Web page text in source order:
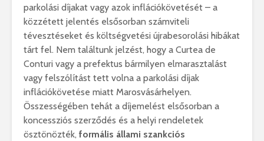
parkolási díjakat vagy azok inflációkövetését – a
közzétett jelentés elsősorban számviteli
tévesztéseket és költségvetési újrabesorolási hibákat
tárt fel. Nem találtunk jelzést, hogy a Curtea de
Conturi vagy a prefektus bármilyen elmarasztalást
vagy felszólítást tett volna a parkolási díjak
inflációkövetése miatt Marosvásárhelyen.
Összességében tehát a díjemelést elsősorban a
koncessziós szerződés és a helyi rendeletek
ösztönözték, formális állami szankciós